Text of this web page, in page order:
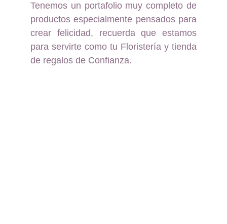
Tenemos un portafolio muy completo de
productos especialmente pensados para
crear felicidad, recuerda que estamos
para servirte como tu Floristería y tienda
de regalos de Confianza.